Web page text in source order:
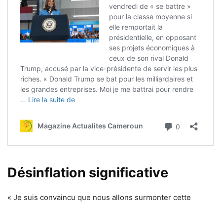
Désinflation significative
« Je suis convaincu que nous allons surmonter cette